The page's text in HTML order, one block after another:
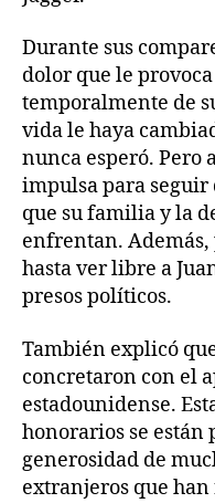
Durante sus
dolor que le
temporalmente de
vida le haya
nunca esperó. Pero
impulsa para
que su familia y la
enfrentan. Además,
hasta ver libre a
presos políticos.
También explicó
concretaron con el
estadounidense.
honorarios se están
generosidad de
extranjeros que